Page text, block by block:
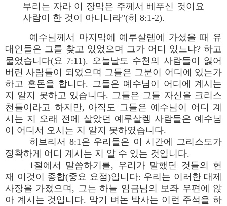
부리는 자라 이 장막은 주께서 베푸신 것이요
사람이 한 것이 아니니라"(히 8:1-2).
예수님께서 마지막에 예루살렘에 가셨을 때 유
대인들은 그를 찾고 있었으며 그가 어디 있느냐? 하고
물었습니다(요 7:11). 오늘날도 수천의 사람들이 잃어
버린 사람들이 되었으며 그들은 그분이 어디에 있는가
하고 혼돈을 합니다. 그들은 예수님이 어디에 계시는
지 알지 못하고 있습니다. 그들은 그들 자신을 크리스
천들이라고 하지만, 아직도 그들은 예수님이 어디 계
시는 지 오래 전에 살았던 예루살렘 사람들은 예수님
이 어디서 오시는 지 알지 못하였습니다.
히브리서 8:1은 우리들은 이 시간에 그리스도가
정확하게 어디 계시는 지 알 수 있는 것입니다.
1절에서 말씀하기를, 우리가 말했던 것들의 현
재 이것이 종합(중요 요점)입니다: 우리는 이러한 대제
사장을 가졌으며, 그는 하늘 임금님의 보좌 우편에 앉
아 계시는 것입니다. 막기 벼논 박사는 이런 주석을 하